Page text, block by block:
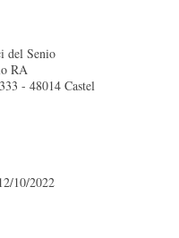
del Senio
RA
- 48014 Castel
10/2022